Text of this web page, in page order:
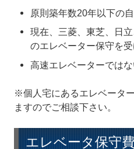
原則築年数20年以下の
現在、三菱、東芝、日
のエレベーター保守を
高速エレベーターでは
※個人宅にあるエレベータ
ますのでご相談下さい。
エレベータ保守